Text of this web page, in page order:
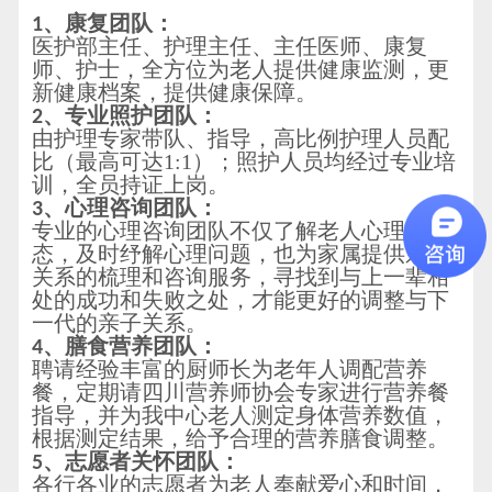
1、康复团队：
医护部主任、护理主任、主任医师、康复
师、护士，全方位为老人提供健康监测，更
新健康档案，提供健康保障。
2、专业照护团队：
由护理专家带队、指导，高比例护理人员配
比（最高可达1:1）；照护人员均经过专业培
训，全员持证上岗。
3、心理咨询团队：
专业的心理咨询团队不仅了解老人心理状
态，及时纾解心理问题，也为家属提供亲子
关系的梳理和咨询服务，寻找到与上一辈相
处的成功和失败之处，才能更好的调整与下
一代的亲子关系。
4、膳食营养团队：
聘请经验丰富的厨师长为老年人调配营养
餐，定期请四川营养师协会专家进行营养餐
指导，并为我中心老人测定身体营养数值，
根据测定结果，给予合理的营养膳食调整。
5、志愿者关怀团队：
各行各业的志愿者为老人奉献爱心和时间，